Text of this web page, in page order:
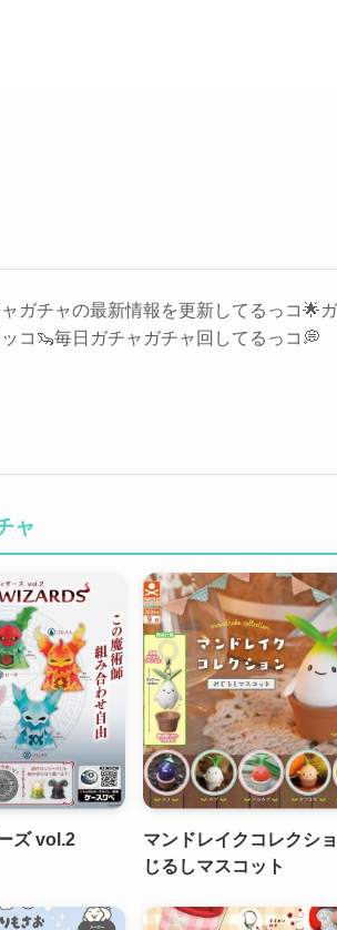
ガチャの最新情報を更新してるっコ🌟
コ🦦毎日ガチャガチャ回してるっコ💭
ャ
ズ vol.2
マンドレイクコレクシ
じるしマスコット